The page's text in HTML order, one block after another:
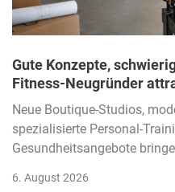
Gute Konzepte,
Fitness-Neugründer
Neue Boutique-Studios,
spezialisierte Personal-
Gesundheitsangebote
6. August 2026